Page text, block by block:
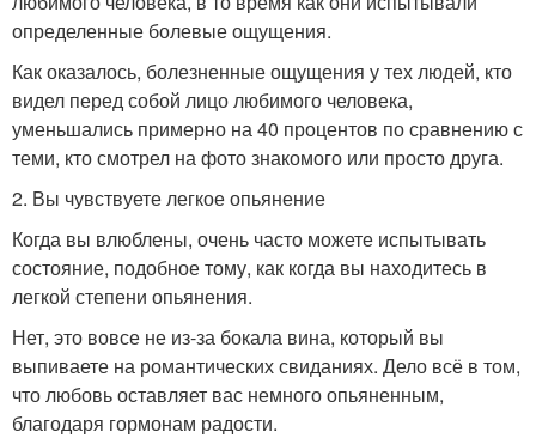
определенные болевые ощущения.
Как оказалось, болезненные ощущения у тех людей, кто
видел перед собой лицо любимого человека,
уменьшались примерно на 40 процентов по сравнению с
теми, кто смотрел на фото знакомого или просто друга.
2. Вы чувствуете легкое опьянение
Когда вы влюблены, очень часто можете испытывать
состояние, подобное тому, как когда вы находитесь в
легкой степени опьянения.
Нет, это вовсе не из-за бокала вина, который вы
выпиваете на романтических свиданиях. Дело всё в том,
что любовь оставляет вас немного опьяненным,
благодаря гормонам радости.